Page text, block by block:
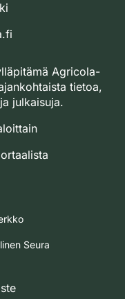
Agricola-
tietoa,
julkaisuja.
Seura